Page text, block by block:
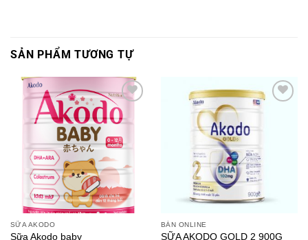
SẢN PHẨM TƯƠNG TỰ
Add to
wishlist
SỮA AKODO
Sữa Akodo baby
BÁN ONLINE
SỮA AKODO GOLD 2 900G